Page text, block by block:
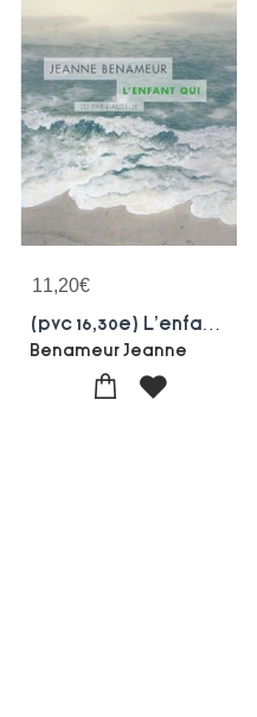
11,20€
Benameur Jeanne